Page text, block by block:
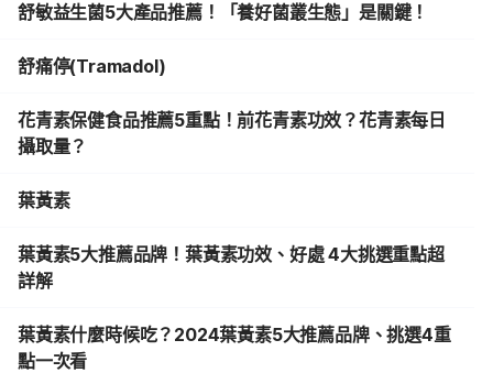
舒敏益生菌5大產品推薦！「養好菌叢生態」是關鍵！
舒痛停(Tramadol)
花青素保健食品推薦5重點！前花青素功效？花青素每日
攝取量？
葉黃素
葉黃素5大推薦品牌！葉黃素功效、好處 4大挑選重點超
詳解
葉黃素什麼時候吃？2024葉黃素5大推薦品牌、挑選4重
點一次看